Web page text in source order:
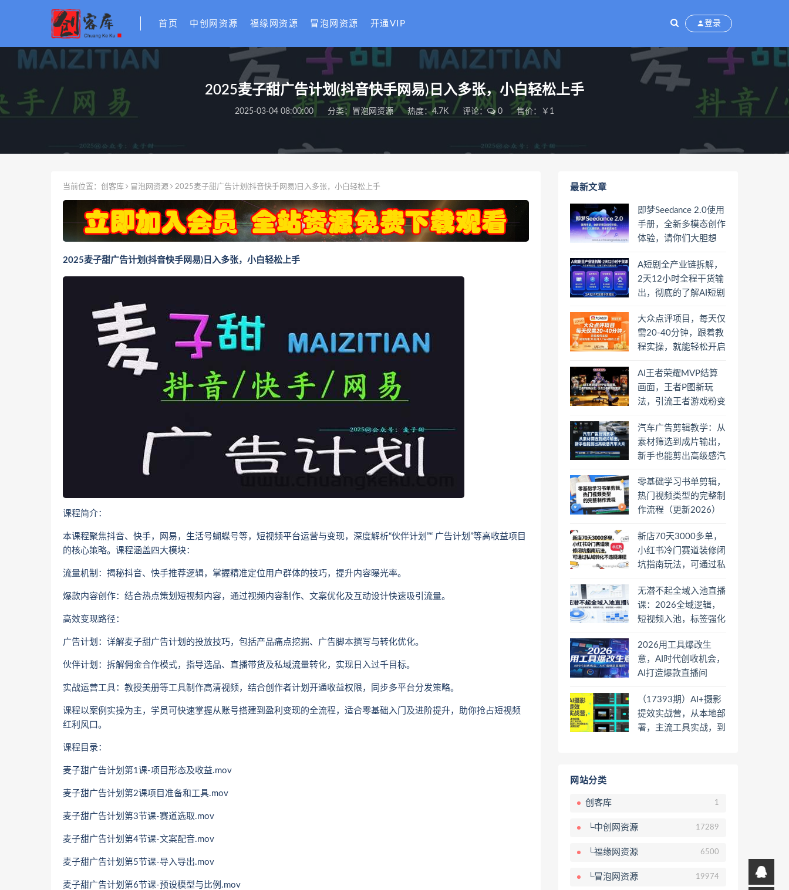
首页 中创网资源 福缘网资源 冒泡网资源 开通VIP 登录
‌2025麦子甜广告计划(抖音快手网易)日入多张，小白轻松上手
2025-03-04 08:00:00 分类： 冒泡网资源 热度：4.7K 评论： 0 售价：￥1
当前位置： 创客库 冒泡网资源 ‌2025麦子甜广告计划(抖音快手网易)日入多张，小白轻松上手
‌2025麦子甜广告计划(抖音快手网易)日入多张，小白轻松上手
课程简介：‌
本课程聚焦抖音、快手，网易，生活号蝴蝶号等，短视频平台运营与变现，深度解析“伙伴计划”“ 广告计划”等高收益项目
的核心策略。课程涵盖四大模块：
流量机制‌：揭秘抖音、快手推荐逻辑，掌握精准定位用户群体的技巧，提升内容曝光率‌。
‌爆款内容创作‌：结合热点策划短视频内容，通过视频内容制作、文案优化及互动设计快速吸引流量‌。
‌高效变现路径‌：
‌广告计划‌：详解麦子甜广告计划的投放技巧，包括产品痛点挖掘、广告脚本撰写与转化优化‌。
‌伙伴计划‌：拆解佣金合作模式，指导选品、直播带货及私域流量转化，实现日入过千目标‌。
‌实战运营工具‌：教授美册等工具制作高清视频，结合创作者计划开通收益权限，同步多平台分发策略‌。
课程以案例实操为主，学员可快速掌握从账号搭建到盈利变现的全流程，适合零基础入门及进阶提升，助你抢占短视频
红利风口‌。
课程目录：
麦子甜广告计划第1课-项目形态及收益.mov
麦子甜广告计划第2课项目准备和工具.mov
麦子甜广告计划第3节课-赛道选取.mov
麦子甜广告计划第4节课-文案配音.mov
麦子甜广告计划第5节课-导入导出.mov
麦子甜广告计划第6节课-预设模型与比例.mov
最新文章
即梦Seedance 2.0使用
手册，全新多模态创作
体验，请你们大胆想
A短剧全产业链拆解，
2天12小时全程干货输
出，彻底的了解AI短剧
大众点评项目，每天仅
需20-40分钟，跟着教
程实操，就能轻松开启
AI王者荣耀MVP结算
画面，王者P图新玩
法，引流王者游戏粉变
汽车广告剪辑教学：从
素材筛选到成片输出，
新手也能剪出高级感汽
零基础学习书单剪辑，
热门视频类型的完整制
作流程（更新2026）
新店70天3000多单，
小红书冷门赛道装修闭
坑指南玩法，可通过私
无潜不起全域入池直播
课：2026全域逻辑，
短视频入池，标签强化
2026用工具爆改生
意，AI时代创收机会，
AI打造爆款直播间
（17393期）AI+摄影
提效实战营，从本地部
署，主流工具实战，到
网站分类
创客库 1
└中创网资源 17289
└福缘网资源 6500
└冒泡网资源 19974